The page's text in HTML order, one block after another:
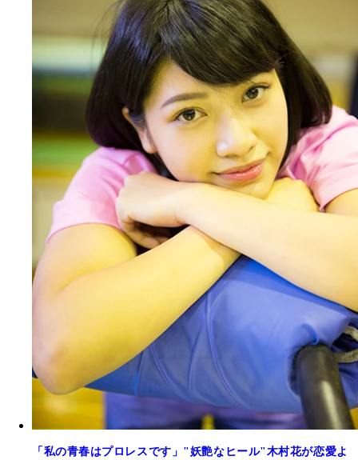
「私の青春はプロレスです」"妖艶なヒール"木村花が恋愛よ